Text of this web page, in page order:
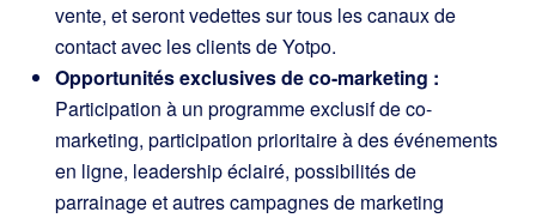
vente, et seront vedettes sur tous les canaux de
contact avec les clients de Yotpo.
Opportunités exclusives de co-marketing :
Participation à un programme exclusif de co-
marketing, participation prioritaire à des événements
en ligne, leadership éclairé, possibilités de
parrainage et autres campagnes de marketing